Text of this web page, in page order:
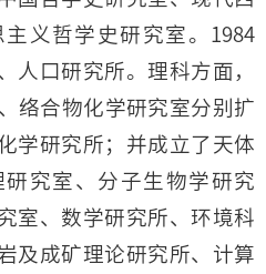
义哲学史研究室。1984
人口研究所。理科方面，
络合物化学研究室分别扩
学研究所；并成立了天体
究室、分子生物学研究
室、数学研究所、环境科
及成矿理论研究所、计算